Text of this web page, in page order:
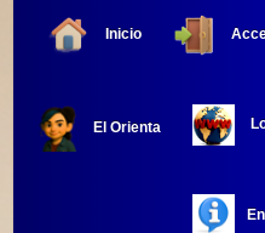
Inicio
El Orienta